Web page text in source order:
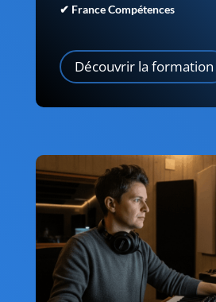
✔ France Compétences
Découvrir la formation